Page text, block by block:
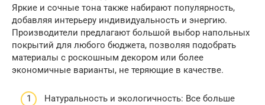
Яркие и сочные тона также набирают популярность,
добавляя интерьеру индивидуальность и энергию.
Производители предлагают большой выбор напольных
покрытий для любого бюджета, позволяя подобрать
материалы с роскошным декором или более
экономичные варианты, не теряющие в качестве.
Натуральность и экологичность: Все больше